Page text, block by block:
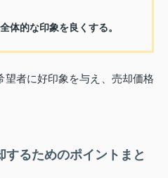
体的な印象を良くする。
望者に好印象を与え、売却価格
るためのポイントまと